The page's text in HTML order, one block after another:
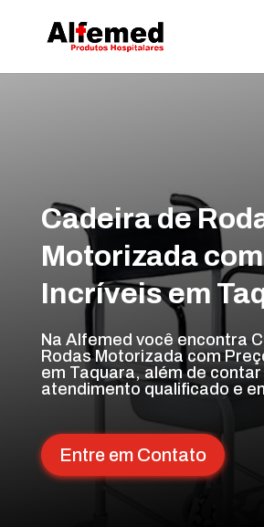
Cadeira de
Motorizada
Incríveis em
Na Alfemed você encontra
Rodas Motorizada com
em Taquara, além de
atendimento qualificado e
Entre em Contato